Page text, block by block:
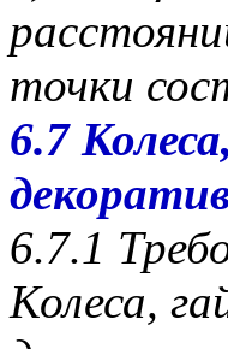
точки
6.7
6.7.1
Колеса,